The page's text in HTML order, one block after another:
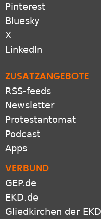
Pinterest
Bluesky
X
LinkedIn
ZUSATZANGEBOTE
RSS-feeds
Newsletter
Protestantomat
Podcast
Apps
VERBUND
GEP.de
EKD.de
Gliedkirchen der EKD